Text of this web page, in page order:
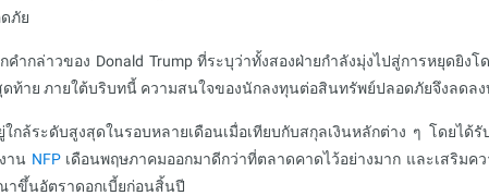
ภัย
ำกล่าวของ Donald Trump ที่ระบุว่าทั้งสองฝ่ายกำลังมุ่งไปสู่การหยุดยิงโ
ท้าย ภายใต้บริบทนี้ ความสนใจของนักลงทุนต่อสินทรัพย์ปลอดภัยจึงลดลง
ใกล้ระดับสูงสุดในรอบหลายเดือนเมื่อเทียบกับสกุลเงินหลักต่าง ๆ โดยได้
าน NFPเดือนพฤษภาคมออกมาดีกว่าที่ตลาดคาดไว้อย่างมาก และเสริมค
าขึ้นอัตราดอกเบี้ยก่อนสิ้นปี